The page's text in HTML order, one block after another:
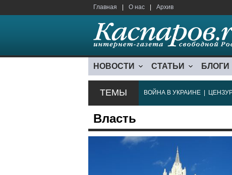
Главная О нас Архив
НОВОСТИ СТАТЬИ БЛОГИ
ТЕМЫ ВОЙНА В УКРАИНЕ
Власть